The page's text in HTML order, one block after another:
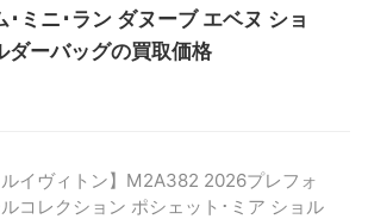
･ミニ･ラン ダヌーブ エベヌ ショ
ダーバッグの買取価格
ルイヴィトン】M2A382 2026プレフォ
コレクション ポシェット･ミア ショル